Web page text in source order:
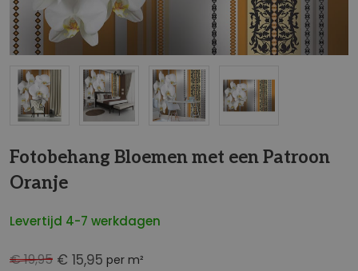
Fotobehang Bloemen met een Patroon
Oranje
Levertijd 4-7 werkdagen
€ 15,95 per m²
€ 19,95